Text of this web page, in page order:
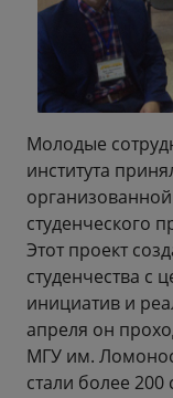
Молодые
института
студенческого
Этот проект
студенчества
инициатив и
апреля он
МГУ им.
стали более